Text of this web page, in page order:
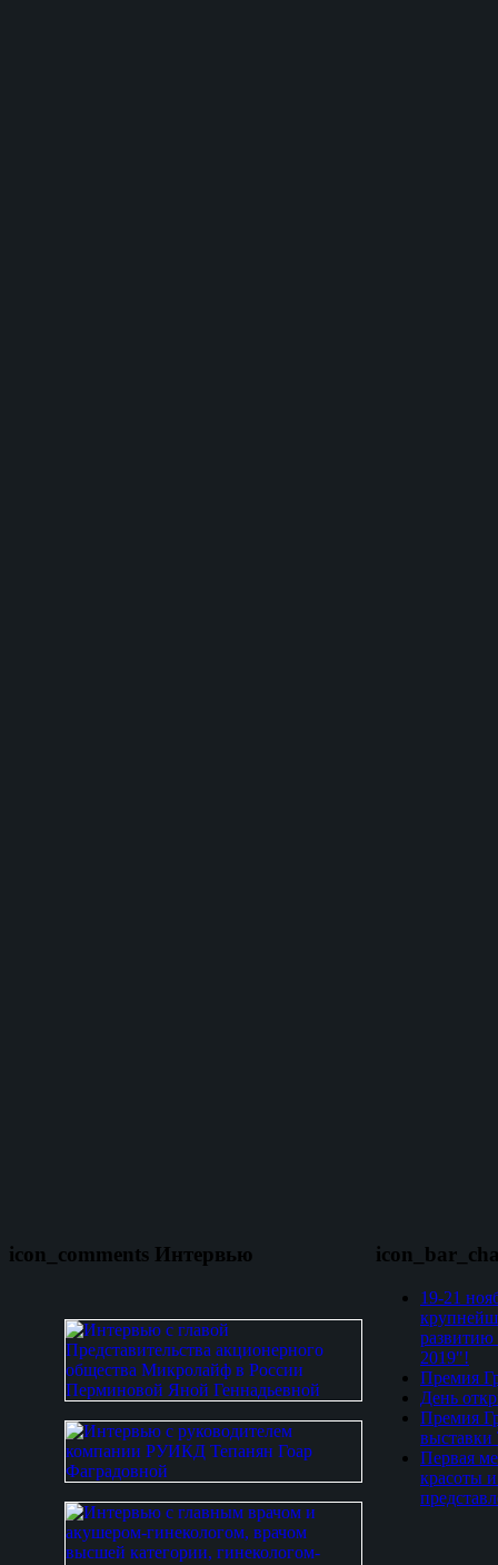
icon_comments Интервью
19-21
развитию
2019"!
Премия
День
Премия
Первая
красоты